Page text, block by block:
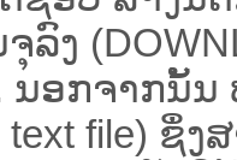
ລົງ
ນອກຈາກນັ້ນ
text file) ຊຶ່